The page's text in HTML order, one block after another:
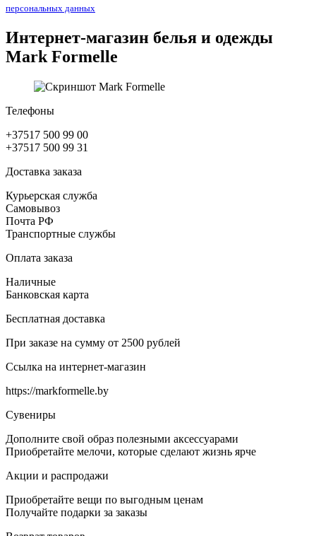
персональных данных
Интернет-магазин белья и одежды
Mark Formelle
Телефоны
+37517 500 99 00
+37517 500 99 31
Доставка заказа
Курьерская служба
Самовывоз
Почта РФ
Транспортные службы
Оплата заказа
Наличные
Банковская карта
Бесплатная доставка
При заказе на сумму от 2500 рублей
Ссылка на интернет-магазин
https://markformelle.by
Сувениры
Дополните свой образ полезными аксессуарами
Приобретайте мелочи, которые сделают жизнь ярче
Акции и распродажи
Приобретайте вещи по выгодным ценам
Получайте подарки за заказы